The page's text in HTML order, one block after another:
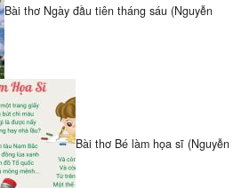
Bài thơ Ngày đầu tiên tháng sáu (Nguyễn
Bài thơ Bé làm họa sĩ (Nguyễn